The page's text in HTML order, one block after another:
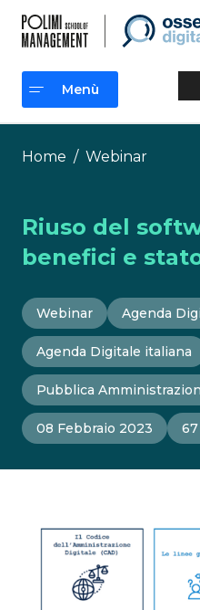
contenuto
Menù
Menù
Home / Webinar
Riuso del
benefici e
Webinar Agenda
Agenda Digitale italiana
Pubblica
08 Febbraio 2023